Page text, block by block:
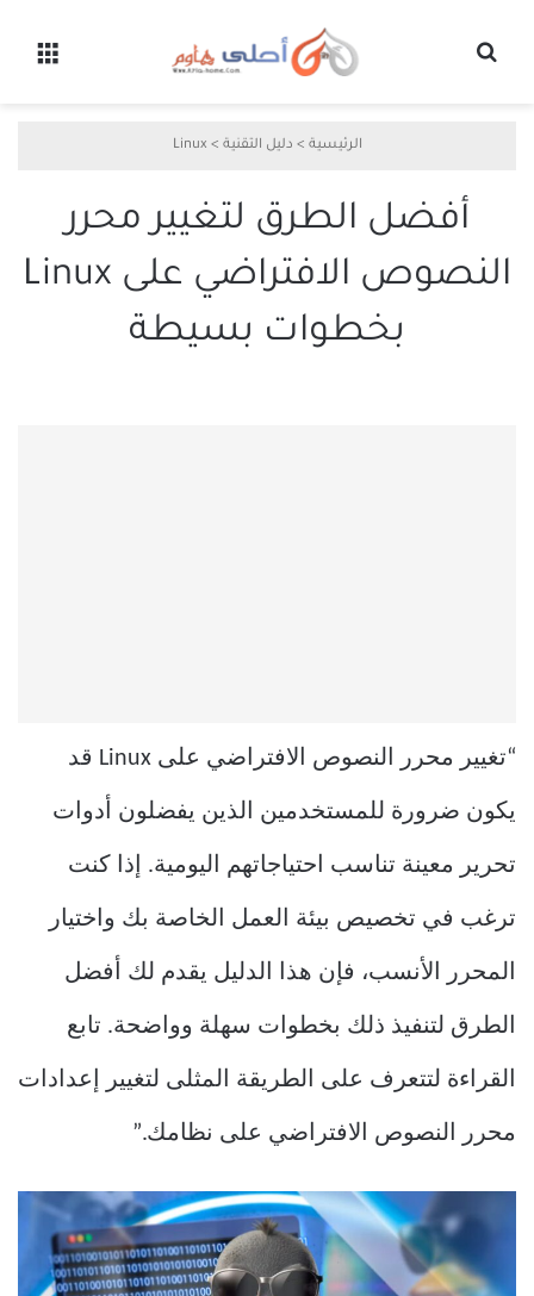
الرئيسية > دليل التقنية >
Linux
أفضل الطرق لتغيير محرر
النصوص الافتراضي على Linux
بخطوات بسيطة
“تغيير محرر النصوص الافتراضي على Linux قد
يكون ضرورة للمستخدمين الذين يفضلون أدوات
تحرير معينة تناسب احتياجاتهم اليومية. إذا كنت
ترغب في تخصيص بيئة العمل الخاصة بك واختيار
المحرر الأنسب، فإن هذا الدليل يقدم لك أفضل
الطرق لتنفيذ ذلك بخطوات سهلة وواضحة. تابع
القراءة لتتعرف على الطريقة المثلى لتغيير إعدادات
محرر النصوص الافتراضي على نظامك.”